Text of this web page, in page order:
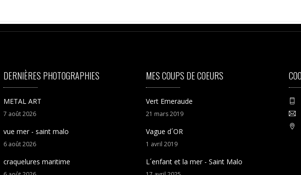
DERNIÈRES PHOTOGRAPHIES
METAL ART
7 août2026
vue mer - saint malo
6août2026
craquelures maritime
MES COUPS DE COEURS
Vert Emeraude
21 mars2019
Vague d´OR
1 avril 2019
L´enfant et la mer - Saint Malo